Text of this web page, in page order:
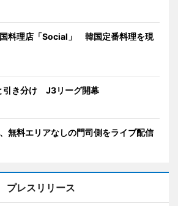
料理店「Social」 韓国定番料理を現
引き分け J3リーグ開幕
無料エリアなしの門司側をライブ配信
プレスリリース